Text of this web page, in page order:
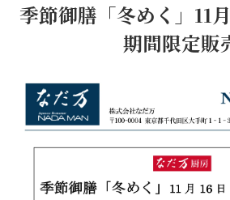
季節御膳「冬めく」11
期間限定販